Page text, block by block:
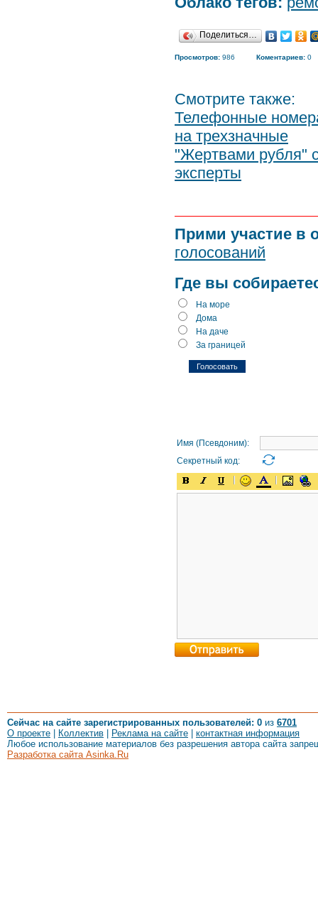
Поделиться…
Просмотров: 986 Коментариев: 0
Смотрите также:
Телефонные
на трехзначные
"Жертвами рубля"
эксперты
Прими участие в
голосований
Где вы
На море
Дома
На даче
За границей
Имя (Псевдоним):
Секретный код:
Сейчас на сайте зарегистрированных пользователей: 0 из 6701
О проекте
Коллектив Реклама на сайте
контактная информация
Любое использование материалов без разрешения автора сайта
Разработка сайта Asinka.Ru